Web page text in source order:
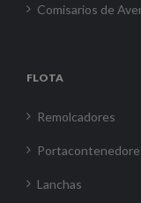
Comisarios de
FLOTA
Remolcadores
Lanchas